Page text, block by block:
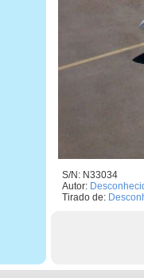
S/N: N33034
Autor:
Tirado de: